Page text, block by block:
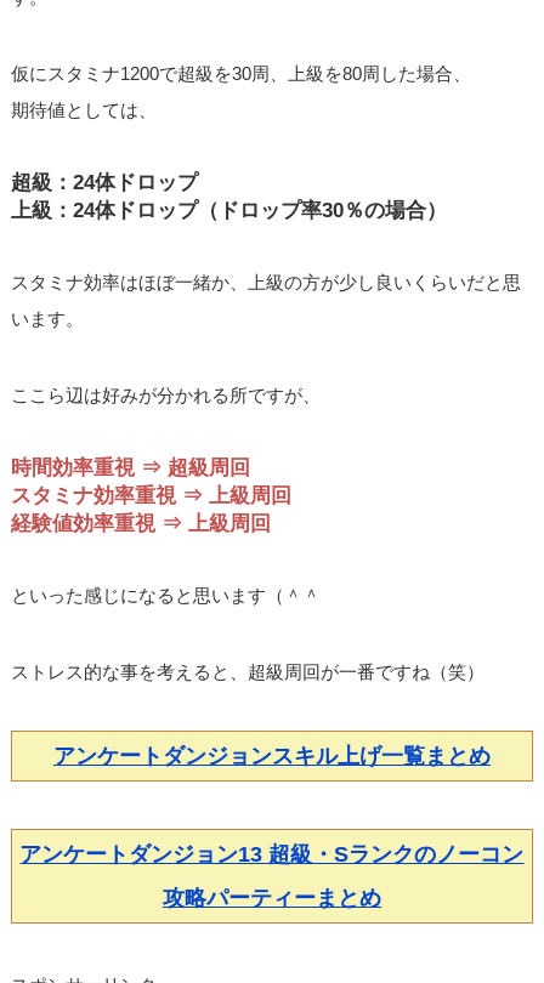
仮にスタミナ1200で超級を30周、上級を80周した場合、
期待値としては、
超級：24体ドロップ
上級：24体ドロップ（ドロップ率30％の場合）
スタミナ効率はほぼ一緒か、上級の方が少し良いくらいだと思
います。
ここら辺は好みが分かれる所ですが、
時間効率重視 ⇒ 超級周回
スタミナ効率重視 ⇒ 上級周回
経験値効率重視 ⇒ 上級周回
といった感じになると思います（＾＾
ストレス的な事を考えると、超級周回が一番ですね（笑）
アンケートダンジョンスキル上げ一覧まとめ
アンケートダンジョン13 超級・Sランクのノーコン
攻略パーティーまとめ